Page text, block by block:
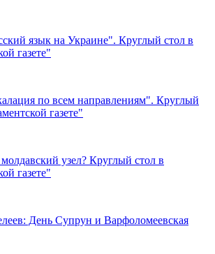
язык на Украине". Круглый стол в
газете"
по всем направлениям". Круглый
газете"
узел? Круглый стол в
газете"
День Супрун и Варфоломеевская